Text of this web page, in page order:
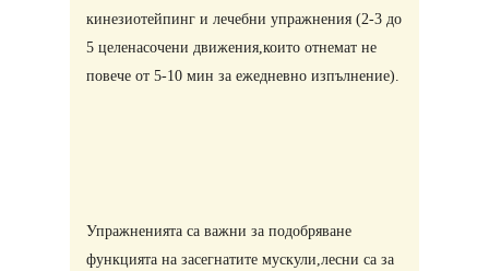
кинезиотейпинг и лечебни упражнения (2-3 до
5 целенасочени движения,които отнемат не
повече от 5-10 мин за ежедневно изпълнение).
Упражненията са важни за подобряване
функцията на засегнатите мускули,лесни са за